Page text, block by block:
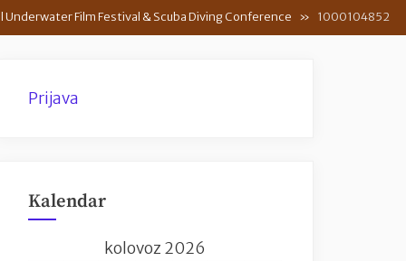
Film Festival & Scuba Diving Conference 1000104852
Prijava
Kalendar
kolovoz 2026